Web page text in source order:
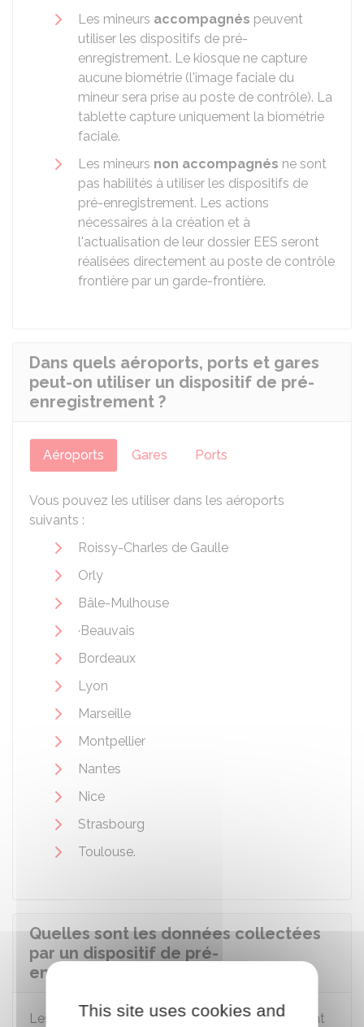
Les mineurs accompagnés peuvent
utiliser les dispositifs de pré-
enregistrement. Le kiosque ne capture
aucune biométrie (l'image faciale du
mineur sera prise au poste de contrôle). La
tablette capture uniquement la biométrie
faciale.
Les mineurs non accompagnés ne sont
pas habilités à utiliser les dispositifs de
pré-enregistrement. Les actions
nécessaires à la création et à
l'actualisation de leur dossier EES seront
réalisées directement au poste de contrôle
frontière par un garde-frontière.
Dans quels aéroports, ports et gares
peut-on utiliser un dispositif de pré-
enregistrement ?
Aéroports Gares Ports
Vous pouvez les utiliser dans les aéroports
suivants :
Roissy-Charles de Gaulle
Orly
Bâle-Mulhouse
·Beauvais
Bordeaux
Lyon
Marseille
Montpellier
Nantes
Nice
Strasbourg
Toulouse.
Quelles sont les données collectées
par un dispositif de pré-
enregistrement ?
Les dispositifs de pré-enregistrement permettent
This site uses cookies and